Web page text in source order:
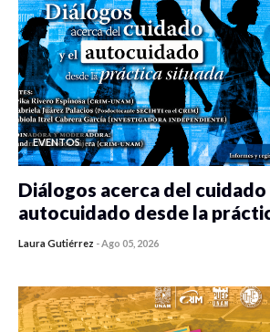
EVENTOS
Diálogos acerca del cuidado
autocuidado desde la
Laura Gutiérrez -Ago 05, 2026